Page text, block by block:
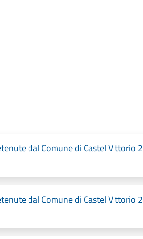
dal Comune di Castel Vittorio
dal Comune di Castel Vittorio